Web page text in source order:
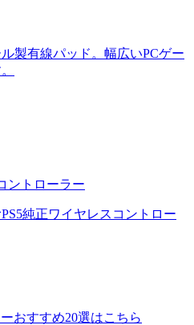
製有線パッド。幅広いPCゲー
ントローラー
純正ワイヤレスコントロー
おすすめ20選はこちら